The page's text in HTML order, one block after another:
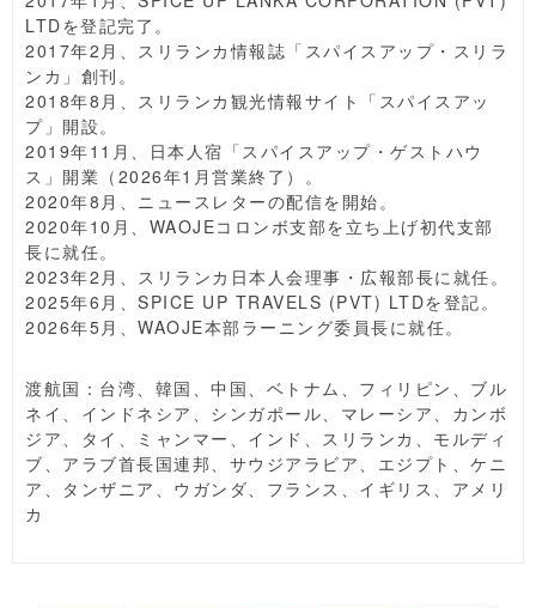
LTDを登記完了。
2017年2月、スリランカ情報誌「スパイスアップ・スリラ
ンカ」創刊。
2018年8月、スリランカ観光情報サイト「スパイスアッ
プ」開設。
2019年11月、日本人宿「スパイスアップ・ゲストハウ
ス」開業（2026年1月営業終了）。
2020年8月、ニュースレターの配信を開始。
2020年10月、WAOJEコロンボ支部を立ち上げ初代支部
長に就任。
2023年2月、スリランカ日本人会理事・広報部長に就任。
2025年6月、SPICE UP TRAVELS (PVT) LTDを登記。
2026年5月、WAOJE本部ラーニング委員長に就任。
渡航国：台湾、韓国、中国、ベトナム、フィリピン、ブル
ネイ、インドネシア、シンガポール、マレーシア、カンボ
ジア、タイ、ミャンマー、インド、スリランカ、モルディ
ブ、アラブ首長国連邦、サウジアラビア、エジプト、ケニ
ア、タンザニア、ウガンダ、フランス、イギリス、アメリ
カ